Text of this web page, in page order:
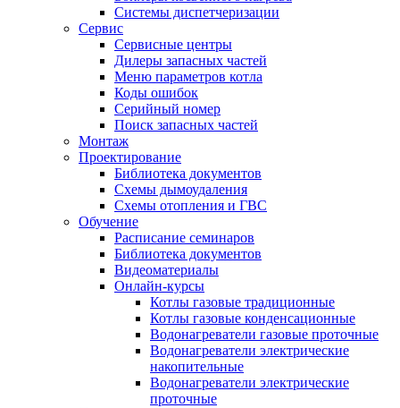
Системы диспетчеризации
Сервис
Сервисные центры
Дилеры запасных частей
Меню параметров котла
Коды ошибок
Серийный номер
Поиск запасных частей
Монтаж
Проектирование
Библиотека документов
Схемы дымоудаления
Схемы отопления и ГВС
Обучение
Расписание семинаров
Библиотека документов
Видеоматериалы
Онлайн-курсы
Котлы газовые традиционные
Котлы газовые конденсационные
Водонагреватели газовые проточные
Водонагреватели электрические
накопительные
Водонагреватели электрические
проточные